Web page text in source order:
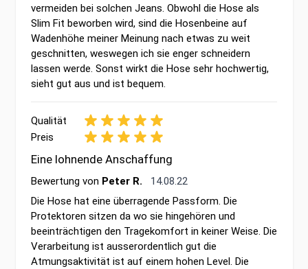
vermeiden bei solchen Jeans. Obwohl die Hose als
Slim Fit beworben wird, sind die Hosenbeine auf
Wadenhöhe meiner Meinung nach etwas zu weit
geschnitten, weswegen ich sie enger schneidern
lassen werde. Sonst wirkt die Hose sehr hochwertig,
sieht gut aus und ist bequem.
Qualität
Preis
Eine lohnende Anschaffung
Bewertung von Peter R. 14. August 2022
14.08.22
Die Hose hat eine überragende Passform. Die
Protektoren sitzen da wo sie hingehören und
beeinträchtigen den Tragekomfort in keiner Weise. Die
Verarbeitung ist ausserordentlich gut die
Atmungsaktivität ist auf einem hohen Level. Die